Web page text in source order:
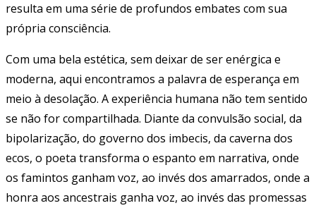
resulta em uma série de profundos embates com sua
própria consciência.
Com uma bela estética, sem deixar de ser enérgica e
moderna, aqui encontramos a palavra de esperança em
meio à desolação. A experiência humana não tem sentido
se não for compartilhada. Diante da convulsão social, da
bipolarização, do governo dos imbecis, da caverna dos
ecos, o poeta transforma o espanto em narrativa, onde
os famintos ganham voz, ao invés dos amarrados, onde a
honra aos ancestrais ganha voz, ao invés das promessas